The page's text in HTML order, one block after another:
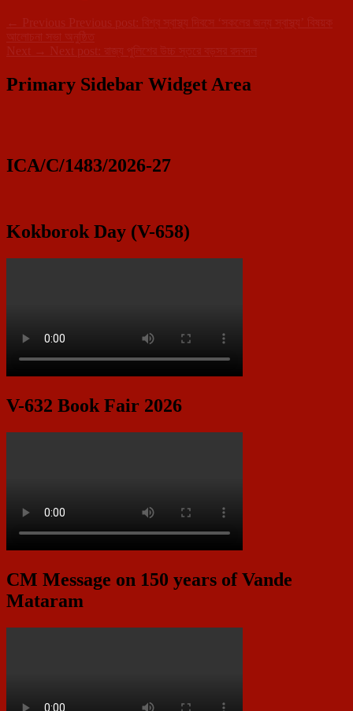
← Previous Previous post:
বিশ্ব স্বাস্থ্য দিবসে ‘সকলের জন্য স্বাস্থ্য’ বিষয়ক
আলোচনা সভা অনুষ্ঠিত
Next → Next post: রাজ্য পুলিশের উচ্চ স্তরে বড়সর রদবদল
Primary Sidebar Widget Area
ICA/C/1483/2026-27
Kokborok Day (V-658)
V-632 Book Fair 2026
CM Message on 150 years of Vande
Mataram